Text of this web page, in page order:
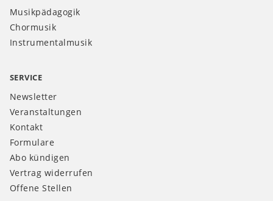
Musikpädagogik
Chormusik
Instrumentalmusik
SERVICE
Newsletter
Veranstaltungen
Kontakt
Formulare
Abo kündigen
Vertrag widerrufen
Offene Stellen